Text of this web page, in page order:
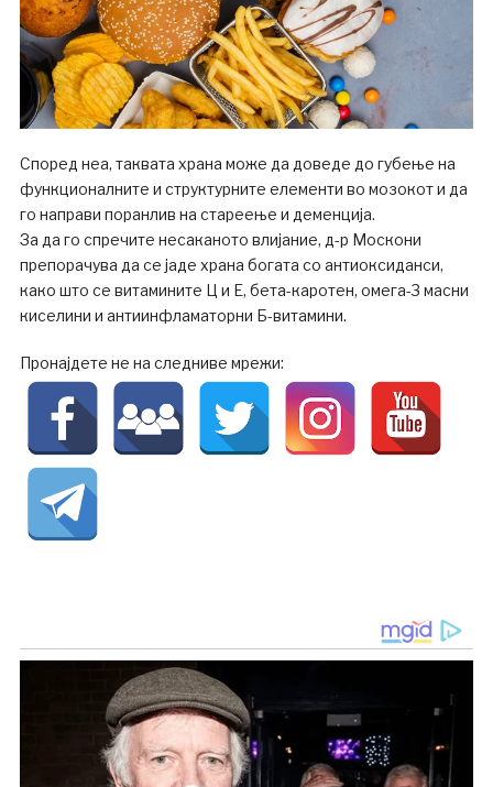
Според неа, таквата храна може да доведе до губење на
функционалните и структурните елементи во мозокот и да
го направи поранлив на стареење и деменција.
За да го спречите несаканото влијание, д-р Москони
препорачува да се јаде храна богата со антиоксиданси,
како што се витамините Ц и Е, бета-каротен, омега-3 масни
киселини и антиинфламаторни Б-витамини.
Пронајдете не на следниве мрежи: